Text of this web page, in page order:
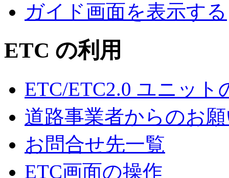
ガイド画面を表示する
ETC の利用
ETC/ETC2.0 ユニット
道路事業者からのお
お問合せ先一覧
ETC画面の操作